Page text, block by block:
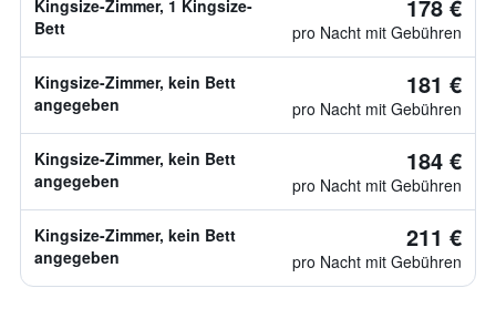
Kingsize-Zimmer, 1 Kingsize-
Bett
178 €
pro Nacht mit Gebühren
Kingsize-Zimmer, kein Bett
angegeben
181 €
pro Nacht mit Gebühren
Kingsize-Zimmer, kein Bett
angegeben
184 €
pro Nacht mit Gebühren
Kingsize-Zimmer, kein Bett
angegeben
211 €
pro Nacht mit Gebühren